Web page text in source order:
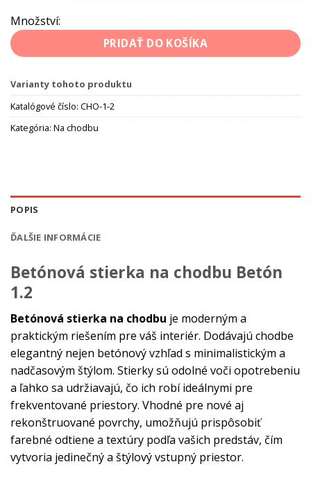
Množství:
PRIDAŤ DO KOŠÍKA
Varianty tohoto produktu
Katalógové číslo: CHO-1-2
Kategória: Na chodbu
POPIS
ĎALŠIE INFORMÁCIE
Betónová stierka na chodbu Betón
1.2
Betónová stierka na chodbu je moderným a
praktickým riešením pre váš interiér. Dodávajú chodbe
elegantný nejen betónový vzhľad s minimalistickým a
nadčasovým štýlom. Stierky sú odolné voči opotrebeniu
a ľahko sa udržiavajú, čo ich robí ideálnymi pre
frekventované priestory. Vhodné pre nové aj
rekonštruované povrchy, umožňujú prispôsobiť
farebné odtiene a textúry podľa vašich predstáv, čím
vytvoria jedinečný a štýlový vstupný priestor.